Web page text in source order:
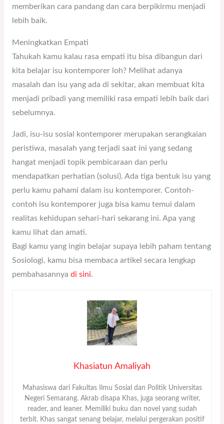
memberikan cara pandang dan cara berpikirmu menjadi
lebih baik.
Meningkatkan Empati
Tahukah kamu kalau rasa empati itu bisa dibangun dari
kita belajar isu kontemporer loh? Melihat adanya
masalah dan isu yang ada di sekitar, akan membuat kita
menjadi pribadi yang memiliki rasa empati lebih baik dari
sebelumnya.
Jadi, isu-isu sosial kontemporer merupakan serangkaian
peristiwa, masalah yang terjadi saat ini yang sedang
hangat menjadi topik pembicaraan dan perlu
mendapatkan perhatian (solusi). Ada tiga bentuk isu yang
perlu kamu pahami dalam isu kontemporer. Contoh-
contoh isu kontemporer juga bisa kamu temui dalam
realitas kehidupan sehari-hari sekarang ini. Apa yang
kamu lihat dan amati.
Bagi kamu yang ingin belajar supaya lebih paham tentang
Sosiologi, kamu bisa membaca artikel secara lengkap
pembahasannya di sini.
Khasiatun Amaliyah
Mahasiswa dari Fakultas Ilmu Sosial dan Politik Universitas
Negeri Semarang. Akrab disapa Khas, juga seorang writer,
reader, and leaner. Memiliki buku dan novel yang sudah
terbit. Khas sangat senang belajar, melalui pergerakan positif